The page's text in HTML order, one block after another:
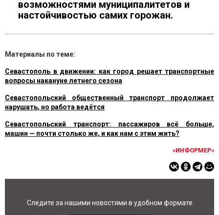
возможностями муниципалитетов и
настойчивостью самих горожан.
Материалы по теме:
Севастополь в движении: как город решает транспортные
вопросы накануне летнего сезона
Севастопольский общественный транспорт продолжает
нарушать, но работа ведётся
Севастопольский транспорт: пассажиров всё больше,
машин — почти столько же, и как нам с этим жить?
«ИНФОРМЕР»
Следите за нашими новостями в удобном формате